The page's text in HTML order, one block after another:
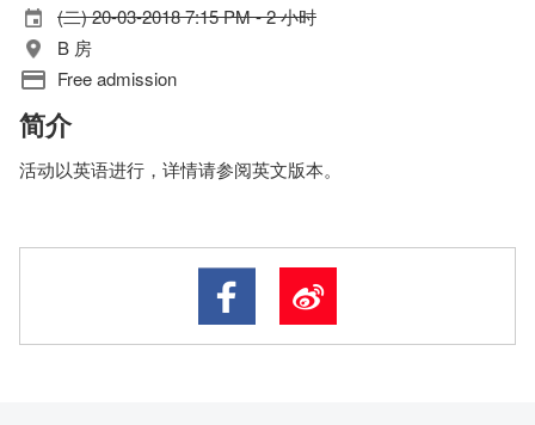
(二) 20-03-2018 7:15 PM - 2 小时
B 房
Free admission
简介
活动以英语进行，详情请参阅英文版本。